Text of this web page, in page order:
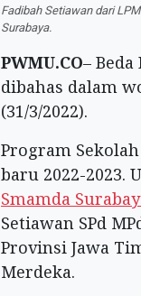
Fadibah Setiawan dari
Surabaya.
PWMU.CO–
dibahas dalam
(31/3/2022).
Program
baru 2022-2023.
Smamda
Setiawan SPd
Provinsi Jawa
Merdeka.